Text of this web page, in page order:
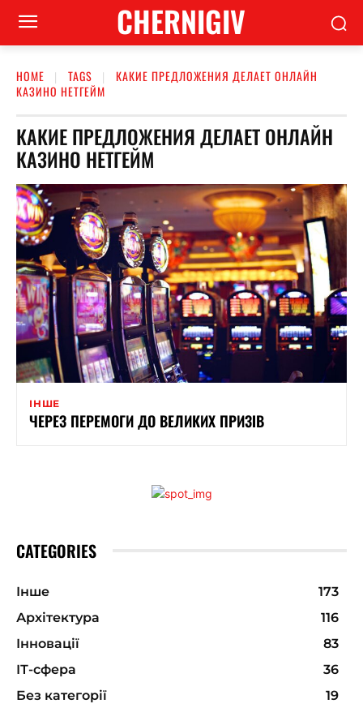
CHERNIGIV
HOME TAGS
КАКИЕ ПРЕДЛОЖЕНИЯ ДЕЛАЕТ ОНЛАЙН
КАЗИНО НЕТГЕЙМ
КАКИЕ ПРЕДЛОЖЕНИЯ ДЕЛАЕТ ОНЛАЙН
КАЗИНО НЕТГЕЙМ
ІНШЕ
ЧЕРЕЗ ПЕРЕМОГИ ДО ВЕЛИКИХ ПРИЗІВ
CATEGORIES
Інше
173
Архітектура
116
Інновації
83
ІТ-сфера
36
Без категорії
19